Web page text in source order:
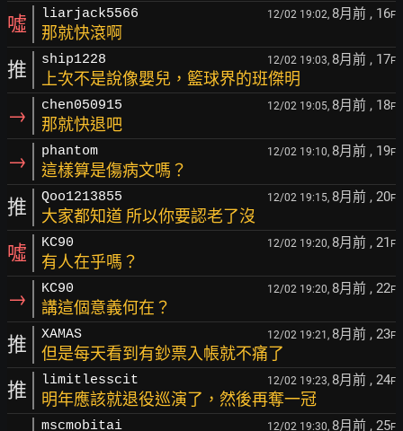
噓 liarjack5566 12/02 19:02, 8月前 , 16F
那就快滾啊
推 ship1228 12/02 19:03, 8月前 , 17F
上次不是說像嬰兒，籃球界的班傑明
→ chen050915 12/02 19:05, 8月前 , 18F
那就快退吧
→ phantom 12/02 19:10, 8月前 , 19F
這樣算是傷病文嗎？
推 Qoo1213855 12/02 19:15, 8月前 , 20F
大家都知道 所以你要認老了沒
噓 KC90 12/02 19:20, 8月前 , 21 F
有人在乎嗎？
→ KC90 12/02 19:20, 8月前 , 22F
講這個意義何在？
推 XAMAS 12/02 19:21, 8月前 , 23F
但是每天看到有鈔票入帳就不痛了
推 limitlesscit 12/02 19:23, 8月前 , 24F
明年應該就退役巡演了，然後再奪一冠
mscmobitai 12/02 19:30, 8月前 , 25F